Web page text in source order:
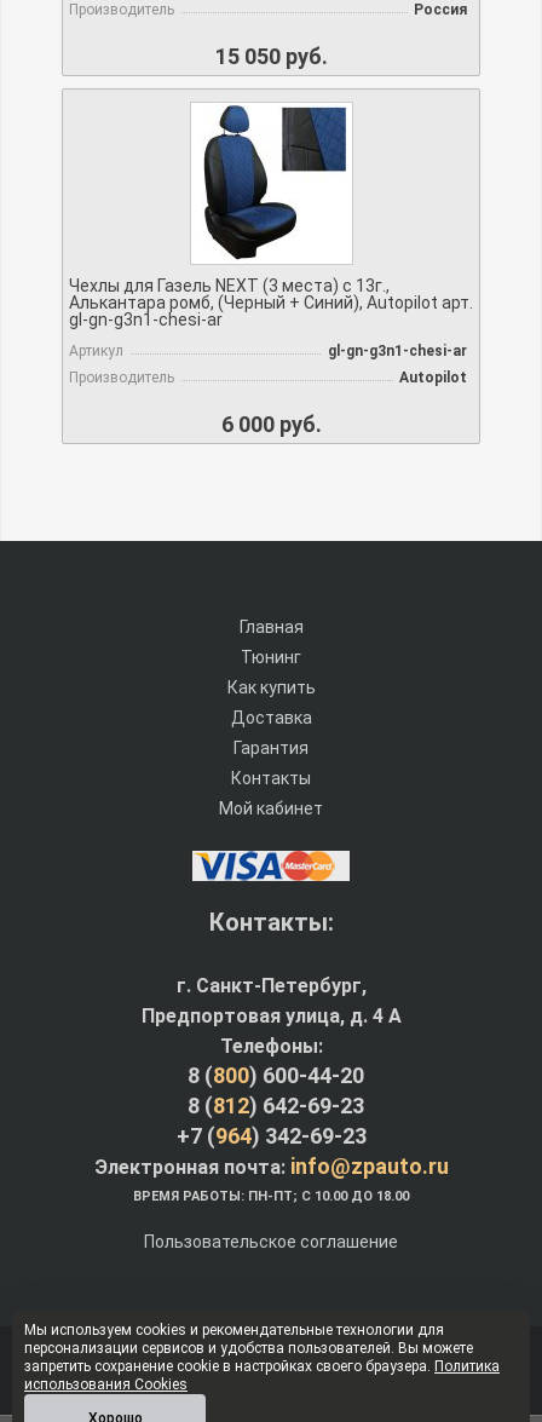
Производитель
Россия
15 050 руб.
Чехлы для Газель NEXT (3 места) c 13г.,
Алькантара ромб, (Черный + Синий), Autopilot арт.
gl-gn-g3n1-chesi-ar
Артикул
gl-gn-g3n1-chesi-ar
Производитель
Autopilot
6 000 руб.
Главная
Тюнинг
Как купить
Доставка
Гарантия
Контакты
Мой кабинет
Контакты:
г. Санкт-Петербург,
Предпортовая улица, д. 4 A
Телефоны:
8 (800) 600-44-20
8 (812) 642-69-23
+7 (964) 342-69-23
Электронная почта: info@zpauto.ru
ВРЕМЯ РАБОТЫ: ПН-ПТ; С 10.00 ДО 18.00
Пользовательское соглашение
© Интернет-магазин ZPauto.ru 2012-2026
Мы используем cookies и рекомендательные технологии для
персонализации сервисов и удобства пользователей. Вы можете
запретить сохранение cookie в настройках своего браузера. Политика
использования Cookies
Хорошо